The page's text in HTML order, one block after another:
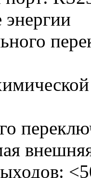
энергии